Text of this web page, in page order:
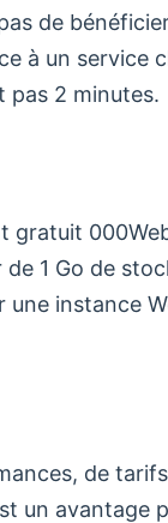
de
à un service
pas 2 minutes.
gratuit
1 Go de
une instance
de
un avantage